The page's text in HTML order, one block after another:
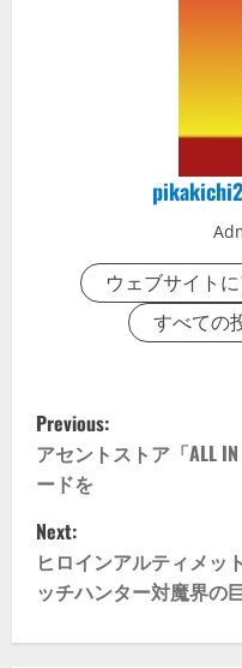
ウェブサイト
すべての
P
o
s
t
n
Previous:
アセントストア「ALL
ードを
Next:
ヒロインアルティメッ
ッチハンター対魔界の